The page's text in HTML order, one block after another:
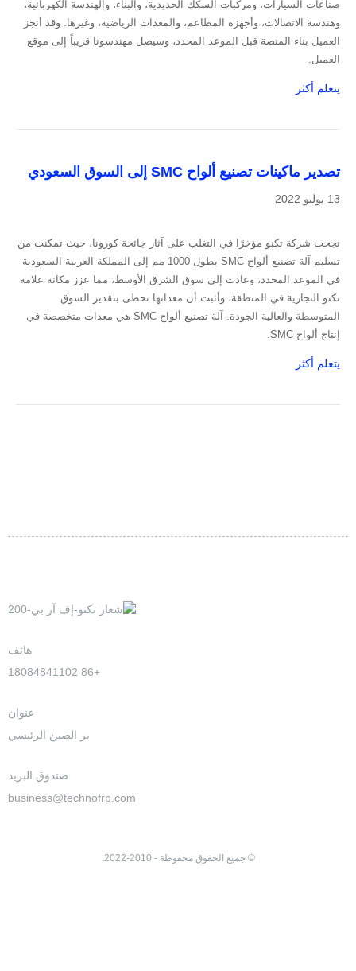
صناعات السيارات، ومركبات السكك الحديدية، والبناء، والهندسة الكهربائية،
وهندسة الاتصالات، وأجهزة المطاعم، والمعدات الرياضية، وغيرها. وقد أنجز
العميل بناء المنصة قبل الموعد المحدد، وسيصل مهندسونا قريباً إلى موقع
العميل.
يتعلم أكثر
تصدير ماكينات تصنيع ألواح SMC إلى السوق السعودي
13 يوليو 2022
نجحت شركة تكنو مؤخرًا في التغلب على آثار جائحة كورونا، حيث تمكنت من
تسليم آلة تصنيع ألواح SMC بطول 1000 مم إلى المملكة العربية السعودية
في الموعد المحدد، وعادت إلى سوق الشرق الأوسط، مما عزز مكانة علامة
تكنو التجارية في المنطقة، وأثبت أن معداتها تحظى بتقدير السوق
المتوسطة والعالية الجودة. آلة تصنيع ألواح SMC هي معدات متخصصة في
إنتاج ألواح SMC.
يتعلم أكثر
هاتف
+86 18084841102
عنوان
بر الصين الرئيسي
صندوق البريد
business@technofrp.com
© جميع الحقوق محفوظة - 2010-2022.